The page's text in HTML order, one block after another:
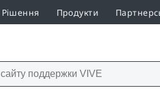
Рішення Продукти